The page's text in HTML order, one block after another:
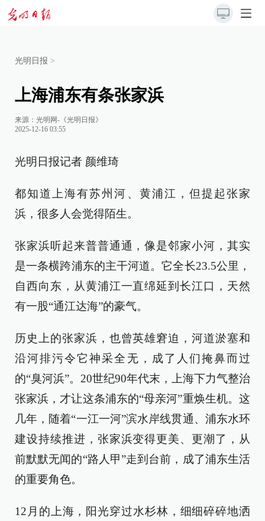
光明日报 >
上海浦东有条张家浜
来源： 光明网-《光明日报》
2025-12-16 03:55
光明日报记者 颜维琦
都知道上海有苏州河、黄浦江，但提起张家
浜，很多人会觉得陌生。
张家浜听起来普普通通，像是邻家小河，其实
是一条横跨浦东的主干河道。它全长23.5公里，
自西向东，从黄浦江一直绵延到长江口，天然
有一股“通江达海”的豪气。
历史上的张家浜，也曾英雄窘迫，河道淤塞和
沿河排污令它神采全无，成了人们掩鼻而过
的“臭河浜”。20世纪90年代末，上海下力气整治
张家浜，才让这条浦东的“母亲河”重焕生机。这
几年，随着“一江一河”滨水岸线贯通、浦东水环
建设持续推进，张家浜变得更美、更潮了，从
前默默无闻的“路人甲”走到台前，成了浦东生活
的重要角色。
12月的上海，阳光穿过水杉林，细细碎碎地洒